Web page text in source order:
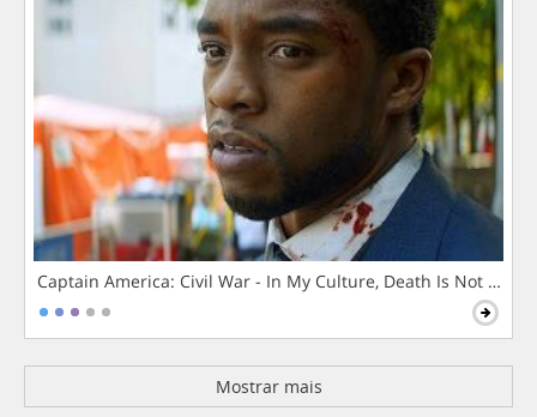
Captain America: Civil War - In My Culture, Death Is Not The
Mostrar mais